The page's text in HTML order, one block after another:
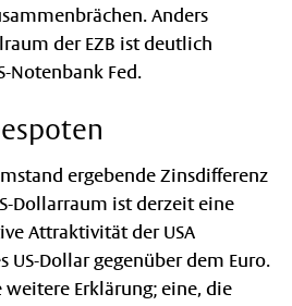
Anders
der EZB ist deutlich
Notenbank Fed.
ergebende Zinsdifferenz
Dollarraum ist derzeit eine
Attraktivität der USA
US-Dollar gegenüber dem Euro.
weitere Erklärung; eine, die